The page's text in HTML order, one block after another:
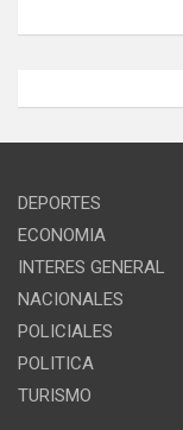
DEPORTES
ECONOMIA
INTERES GENERAL
NACIONALES
POLICIALES
POLITICA
TURISMO